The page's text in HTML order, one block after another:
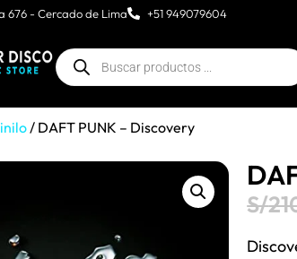
676 - Cercado de Lima +51 949079604
/ DAFT PUNK – Discovery
S/